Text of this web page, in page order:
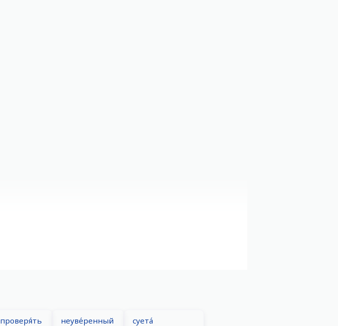
проверя́ть неуве́ренный суета́